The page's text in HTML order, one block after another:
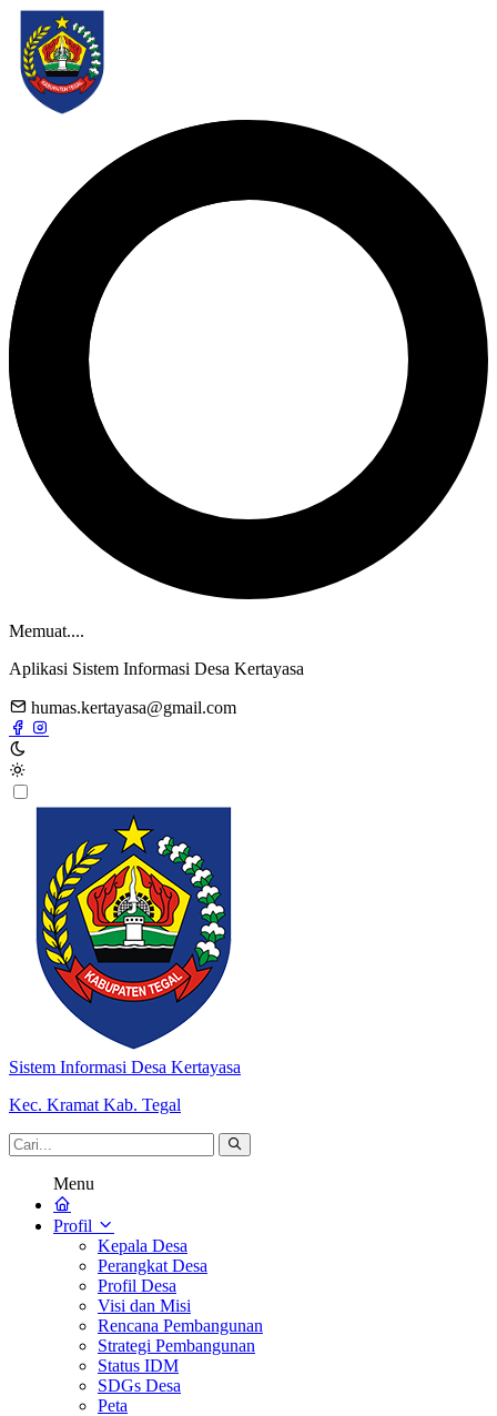
Memuat....
Aplikasi Sistem Informasi Desa Kertayasa
humas.kertayasa@gmail.com
Sistem Informasi Desa Kertayasa
Kec. Kramat Kab. Tegal
Menu
Profil
Kepala Desa
Perangkat Desa
Profil Desa
Visi dan Misi
Rencana Pembangunan
Strategi Pembangunan
Status IDM
SDGs Desa
Peta